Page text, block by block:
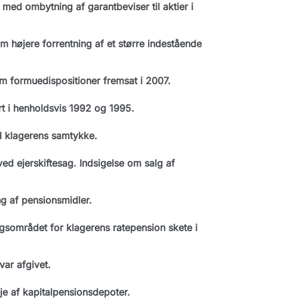
ombytning af garantbeviser til aktier i
højere forrentning af et større indestående
formuedispositioner fremsat i 2007.
i henholdsvis 1992 og 1995.
samtykke.
ejerskiftesag. Indsigelse om salg af
af pensionsmidler.
for klagerens ratepension skete i
afgivet.
af kapitalpensionsdepoter.